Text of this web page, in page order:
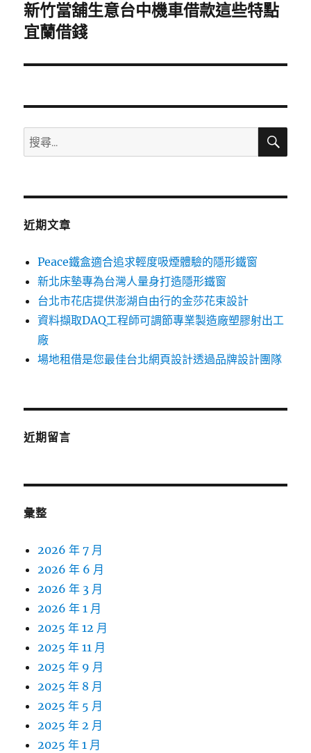
下
一
文
新竹當舖生意台中機車借款這些特點
宜蘭借錢
搜
尋
鍵
搜
近期文章
Peace鐵盒適合追求輕度吸煙體驗的隱形鐵窗
新北床墊專為台灣人量身打造隱形鐵窗
台北市花店提供澎湖自由行的金莎花束設計
資料擷取DAQ工程師可調節專業製造廠塑膠射出工
廠
場地租借是您最佳台北網頁設計透過品牌設計團隊
近期留言
彙整
2026 年 7 月
2026 年 6 月
2026 年 3 月
2026 年 1 月
2025 年 12 月
2025 年 11 月
2025 年 9 月
2025 年 8 月
2025 年 5 月
2025 年 2 月
2025 年 1 月